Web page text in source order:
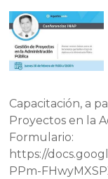
Capacitación, a
Proyectos en la
Formulario:
https://
PPm-